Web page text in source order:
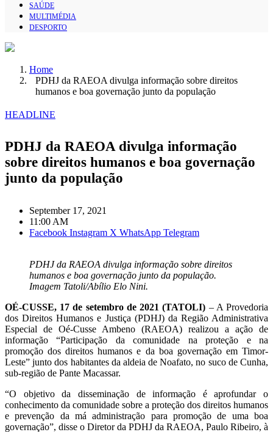
SAÚDE
MULTIMÉDIA
DESPORTO
Home
PDHJ da RAEOA divulga informação sobre direitos
humanos e boa governação junto da população
HEADLINE
PDHJ da RAEOA divulga informação
sobre direitos humanos e boa governação
junto da população
September 17, 2021
11:00 AM
Facebook Instagram X WhatsApp Telegram
PDHJ da RAEOA divulga informação sobre direitos
humanos e boa governação junto da população.
Imagem Tatoli/Abílio Elo Nini.
OÉ-CUSSE, 17 de setembro de 2021 (TATOLI) – A Provedoria
dos Direitos Humanos e Justiça (PDHJ) da Região Administrativa
Especial de Oé-Cusse Ambeno (RAEOA) realizou a ação de
informação “Participação da comunidade na proteção e na
promoção dos direitos humanos e da boa governação em Timor-
Leste” junto dos habitantes da aldeia de Noafato, no suco de Cunha,
sub-região de Pante Macassar.
“O objetivo da disseminação de informação é aprofundar o
conhecimento da comunidade sobre a proteção dos direitos humanos
e prevenção da má administração para promoção de uma boa
governação”, disse o Diretor da PDHJ da RAEOA, Paulo Ribeiro, à